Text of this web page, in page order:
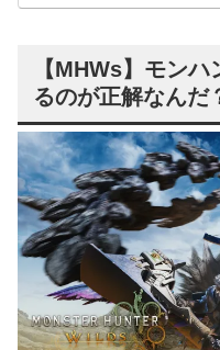
【MHWs】モン
るのが正解なんだ